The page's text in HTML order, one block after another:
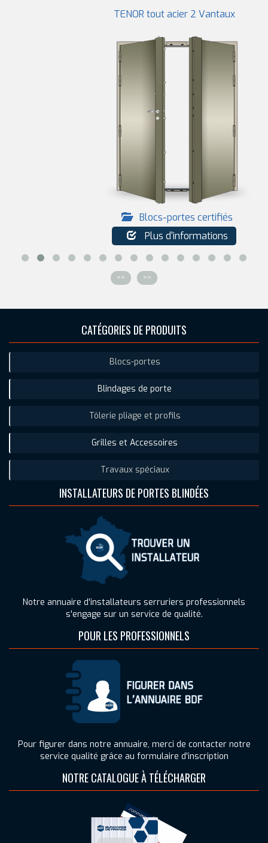
TENOR tout acier 2 Vantaux
Blocs-portes certifiés
Plus d'informations
<< >>
CATÉGORIES DE PRODUITS
Blocs-portes
Blindages de porte
Tôlerie pliage et profils
Grilles et Accessoires
Travaux spéciaux
INSTALLATEURS DE PORTES BLINDÉES
Notre annuaire d'installateurs serruriers professionnels
s'engage sur un service de qualité.
POUR LES PROFESSIONNELS
Pour figurer dans notre annuaire, merci de contacter notre
service qualité grâce au formulaire d'inscription
NOTRE CATALOGUE À TÉLÉCHARGER